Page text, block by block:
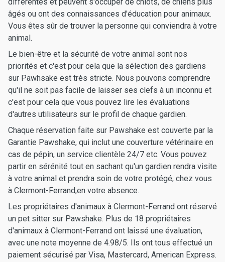
âgés ou ont des connaissances d'éducation pour animaux.
Vous êtes sûr de trouver la personne qui conviendra à votre
animal.
Le bien-être et la sécurité de votre animal sont nos
priorités et c'est pour cela que la sélection des gardiens
sur Pawhsake est très stricte. Nous pouvons comprendre
qu'il ne soit pas facile de laisser ses clefs à un inconnu et
c'est pour cela que vous pouvez lire les évaluations
d'autres utilisateurs sur le profil de chaque gardien.
Chaque réservation faite sur Pawshake est couverte par la
Garantie Pawshake, qui inclut une couverture vétérinaire en
cas de pépin, un service clientèle 24/7 etc. Vous pouvez
partir en sérénité tout en sachant qu'un gardien rendra visite
à votre animal et prendra soin de votre protégé, chez vous
à Clermont-Ferrand,en votre absence.
Les propriétaires d'animaux à Clermont-Ferrand ont réservé
un pet sitter sur Pawshake. Plus de 18 propriétaires
d'animaux à Clermont-Ferrand ont laissé une évaluation,
avec une note moyenne de 4.98/5. Ils ont tous effectué un
paiement sécurisé par Visa, Mastercard, American Express.